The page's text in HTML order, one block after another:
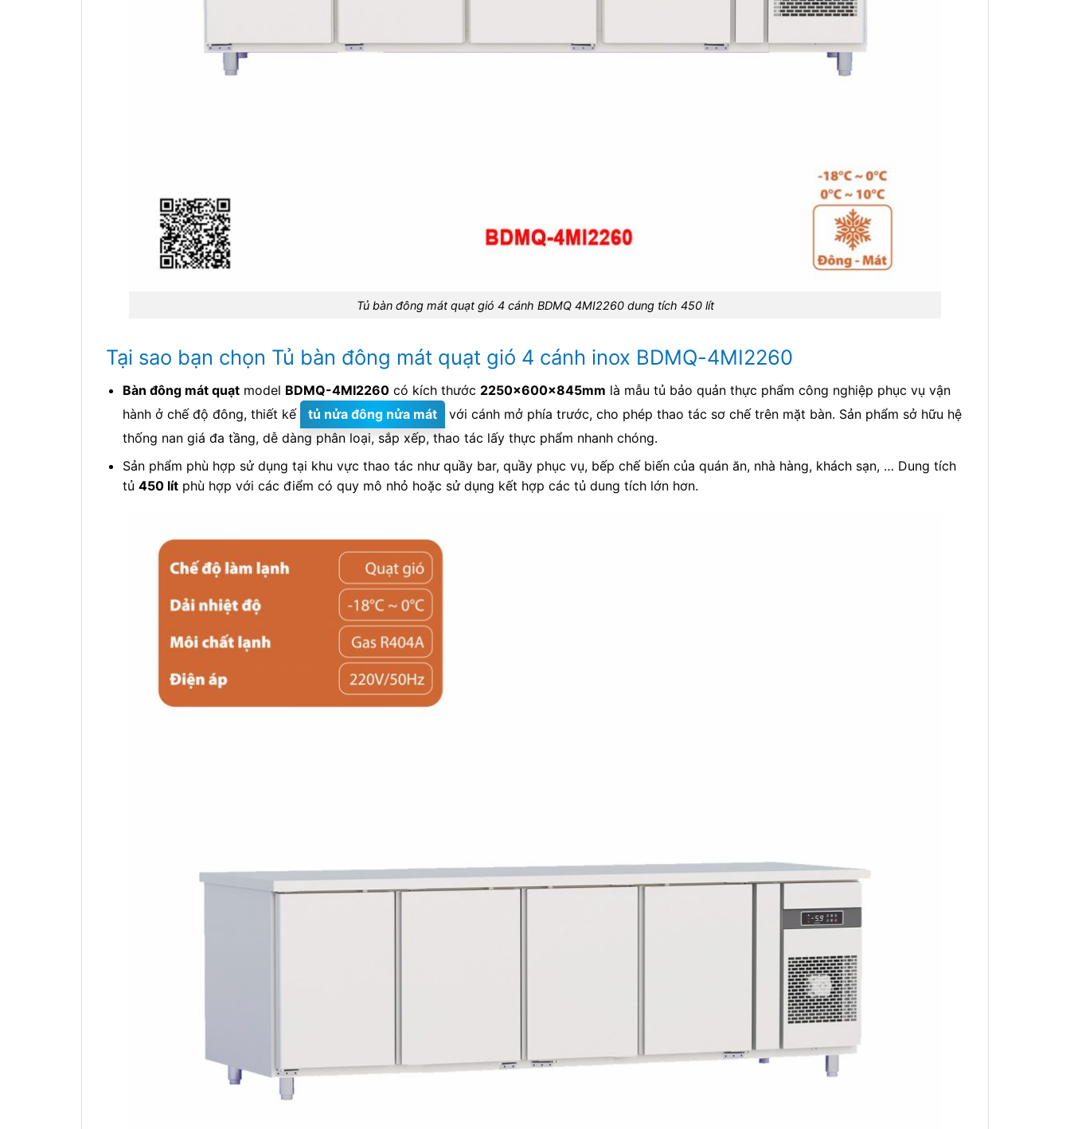
Tủ bàn đông mát quạt gió 4 cánh BDMQ 4MI2260 dung tích 450 lít
Tại sao bạn chọn Tủ bàn đông mát quạt gió 4 cánh inox BDMQ-4MI2260
Bàn đông mát quạtmodel BDMQ-4MI2260có kích thước 2250x600x845mm là mẫu tủ bảo quản thực phẩm công nghiệp phục vụ vận
hành ở chế độ đông, thiết kế
tủ nửa đông nửa mát
với cánh mở phía trước, cho phép thao tác sơ chế trên mặt bàn. Sản phẩm sở hữu hệ
thống nan giá đa tầng, dễ dàng phân loại, sắp xếp, thao tác lấy thực phẩm nhanh chóng.
Sản phẩm phù hợp sử dụng tại khu vực thao tác như quầy bar, quầy phục vụ, bếp chế biến của quán ăn, nhà hàng, khách sạn, … Dung tích
tủ 450 lítphù hợp với các điểm có quy mô nhỏ hoặc sử dụng kết hợp các tủ dung tích lớn hơn.